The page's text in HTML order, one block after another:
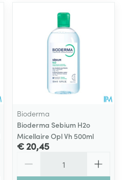
Bioderma
Bioderma Sebium H2o
Micellaire Opl Vh 500ml
€ 20,45